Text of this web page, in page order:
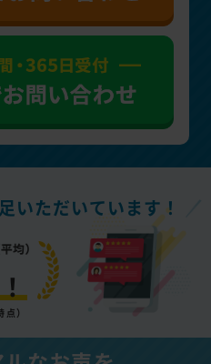
いただいています！
）